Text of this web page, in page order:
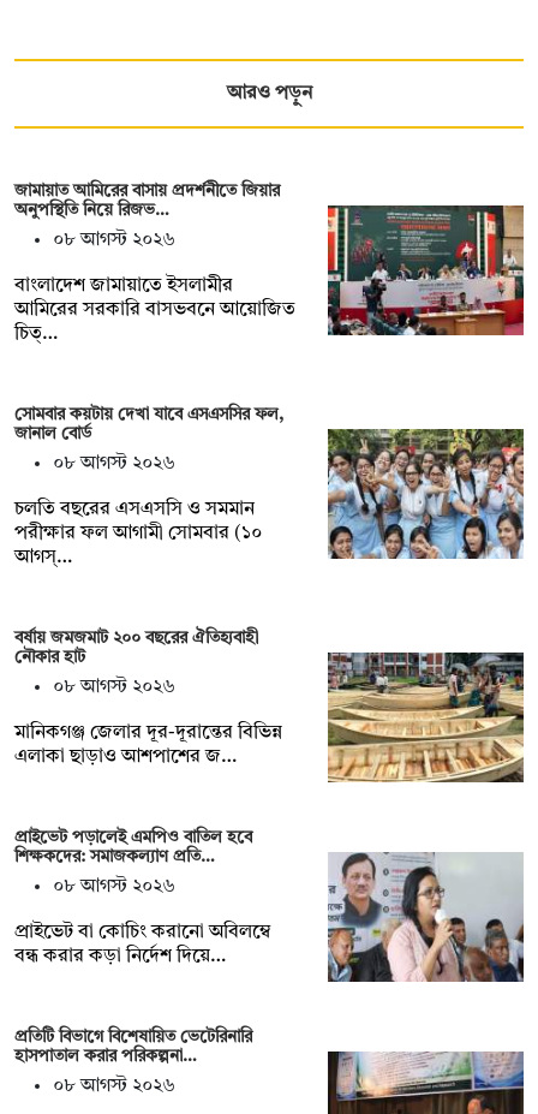
আরও পড়ুন
জামায়াত আমিরের বাসায় প্রদর্শনীতে জিয়ার
অনুপস্থিতি নিয়ে রিজভ…
০৮ আগস্ট ২০২৬
বাংলাদেশ জামায়াতে ইসলামীর
আমিরের সরকারি বাসভবনে আয়োজিত
চিত্…
সোমবার কয়টায় দেখা যাবে এসএসসির ফল,
জানাল বোর্ড
০৮ আগস্ট ২০২৬
চলতি বছরের এসএসসি ও সমমান
পরীক্ষার ফল আগামী সোমবার (১০
আগস্…
বর্ষায় জমজমাট ২০০ বছরের ঐতিহ্যবাহী
নৌকার হাট
০৮ আগস্ট ২০২৬
মানিকগঞ্জ জেলার দূর-দূরান্তের বিভিন্ন
এলাকা ছাড়াও আশপাশের জ…
প্রাইভেট পড়ালেই এমপিও বাতিল হবে
শিক্ষকদের: সমাজকল্যাণ প্রতি…
০৮ আগস্ট ২০২৬
প্রাইভেট বা কোচিং করানো অবিলম্বে
বন্ধ করার কড়া নির্দেশ দিয়ে…
প্রতিটি বিভাগে বিশেষায়িত ভেটেরিনারি
হাসপাতাল করার পরিকল্পনা…
০৮ আগস্ট ২০২৬